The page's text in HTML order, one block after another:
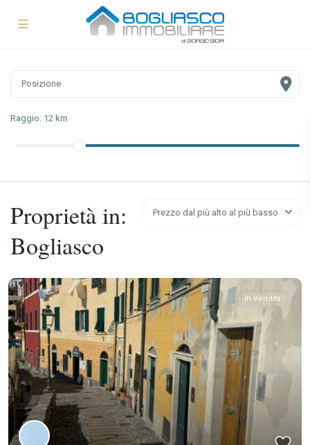
Raggio: 12 km
Prezzo dal più alto al più basso
Proprietà in:
Bogliasco
In Vendita